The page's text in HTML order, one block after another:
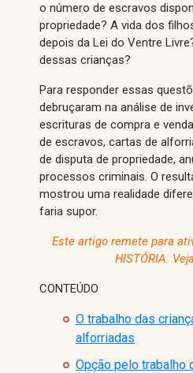
o número de escravos
propriedade? A vida dos
depois da Lei do Ventre
dessas crianças?
Para responder essas
debruçaram na análise de
escrituras de compra e
de escravos, cartas de
de disputa de propriedade,
processos criminais. O
mostrou uma realidade
faria supor.
Este artigo remete para
HISTÓRIA.
CONTEÚDO
O trabalho das
alforriadas
Opção pelo trabalho